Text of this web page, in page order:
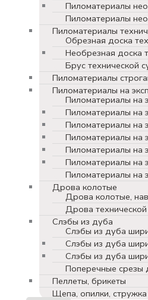
Пиломатериалы
Пиломатериалы
Пиломатериалы
Обрезная доска
Необрезная доска
Брус технической
Пиломатериалы
Пиломатериалы на
Пиломатериалы на
Пиломатериалы на
Пиломатериалы на
Пиломатериалы на
Пиломатериалы на
Пиломатериалы на
Пиломатериалы на
Дрова колотые
Дрова колотые,
Дрова
Слэбы из дуба
Слэбы из дуба
Слэбы из дуба
Слэбы из дуба
Поперечные срезы
Пеллеты, брикеты
Щепа, опилки, стружка